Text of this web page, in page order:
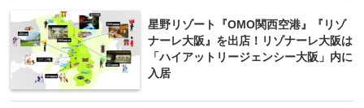
星野リゾート『OMO関西空港』『リゾ
ナーレ大阪』を出店！リゾナーレ大阪は
「ハイアットリージェンシー大阪」内に
入居